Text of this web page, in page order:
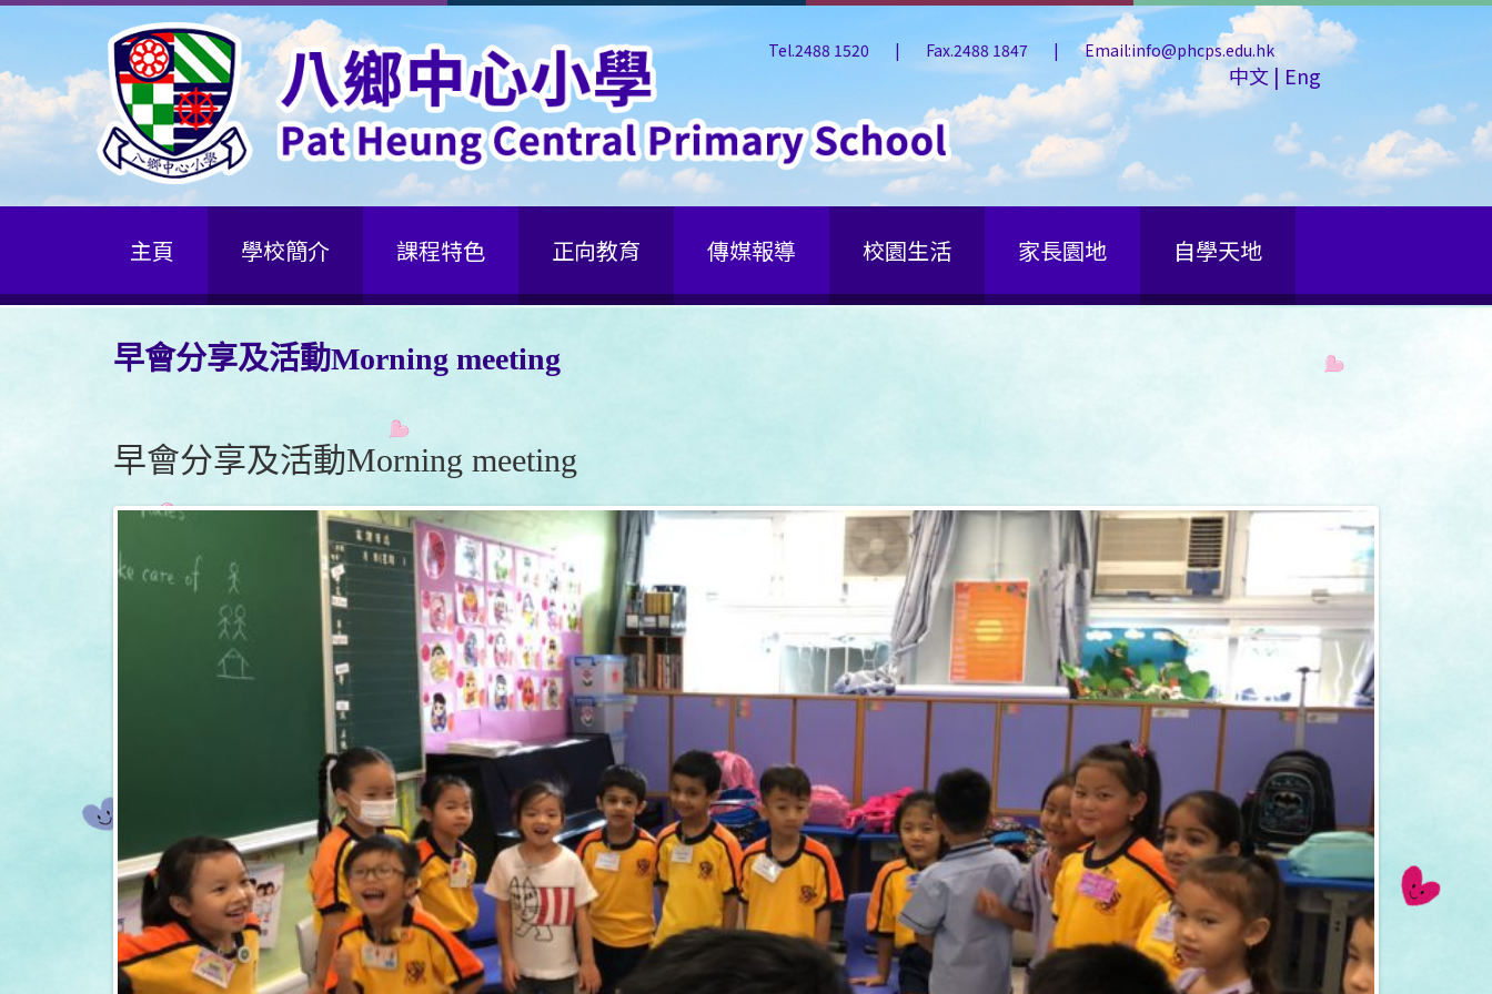
Tel.2488 1520 | Fax.2488 1847 | Email:info@phcps.edu.hk
中文 |Eng
主頁 學校簡介 課程特色 正向教育 傳媒報導 校園生活 家長園地 自學天地
早會分享及活動Morning meeting
早會分享及活動Morning meeting